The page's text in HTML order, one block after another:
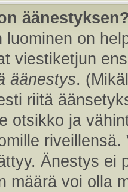
luominen on
viestiketjun
äänestys.
riitä
otsikko ja
Änestys ei
määrä voi olla